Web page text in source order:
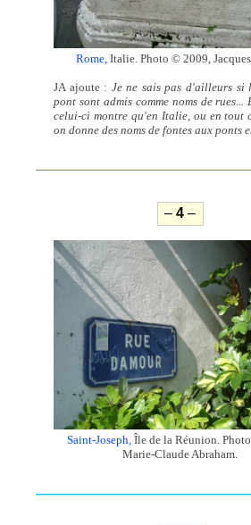
Rome, Italie. Photo © 2009, Jacques
JA ajoute : Je ne sais pas d'ailleurs si
pont sont admis comme noms de rues...
celui-ci montre qu'en Italie, ou en tout
on donne des noms de fontes aux ponts
–4 –
Saint-Joseph, Île de la Réunion.
Marie-Claude Abraham.